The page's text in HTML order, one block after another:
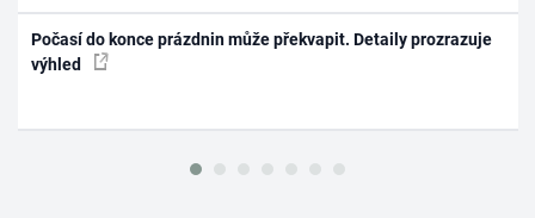
Počasí do konce prázdnin může překvapit. Detaily prozrazuje
výhled